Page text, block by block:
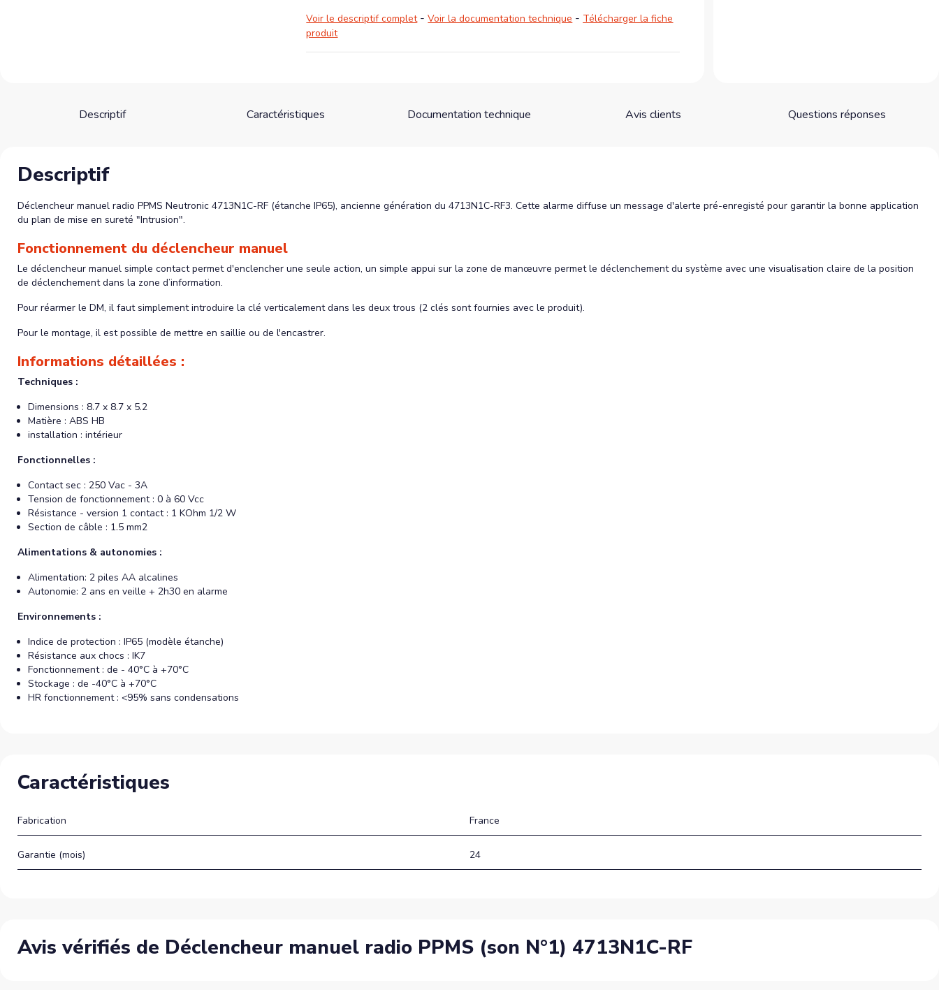
Voir le descriptif complet-Voir la documentation technique - Télécharger la fiche
produit
Descriptif Caractéristiques Documentation technique Avis clients Questions réponses
Descriptif
Déclencheur manuel radio PPMS Neutronic 4713N1C-RF (étanche IP65), ancienne génération du 4713N1C-RF3. Cette alarme diffuse un message d'alerte pré-enregisté pour garantir la bonne application
du plan de mise en sureté "Intrusion".
Fonctionnement du déclencheur manuel
Le déclencheur manuel simple contact permet d'enclencher une seule action, un simple appui sur la zone de manœuvre permet le déclenchement du système avec une visualisation claire de la position
de déclenchement dans la zone d’information.
Pour réarmer le DM, il faut simplement introduire la clé verticalement dans les deux trous (2 clés sont fournies avec le produit).
Pour le montage, il est possible de mettre en saillie ou de l'encastrer.
Informations détaillées :
Techniques :
Dimensions : 8.7 x 8.7 x 5.2
Matière : ABS HB
installation : intérieur
Fonctionnelles :
Contact sec : 250 Vac - 3A
Tension de fonctionnement : 0 à 60 Vcc
Résistance - version 1 contact : 1 KOhm 1/2 W
Section de câble : 1.5 mm2
Alimentations & autonomies :
Alimentation: 2 piles AA alcalines
Autonomie: 2 ans en veille + 2h30 en alarme
Environnements :
Indice de protection : IP65 (modèle étanche)
Résistance aux chocs : IK7
Fonctionnement : de - 40°C à +70°C
Stockage : de -40°C à +70°C
HR fonctionnement : <95% sans condensations
Caractéristiques
Fabrication France
Garantie (mois) 24
Avis vérifiés de Déclencheur manuel radio PPMS (son N°1) 4713N1C-RF